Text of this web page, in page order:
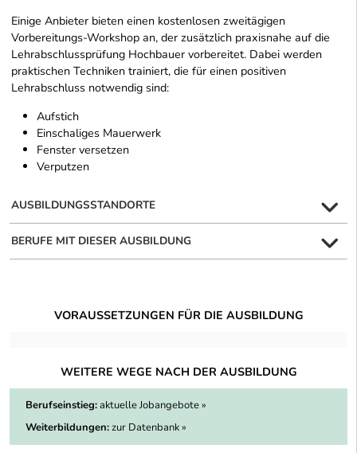
Einige Anbieter bieten einen kostenlosen zweitägigen
Vorbereitungs-Workshop an, der zusätzlich praxisnahe auf die
Lehrabschlussprüfung Hochbauer vorbereitet. Dabei werden
praktischen Techniken trainiert, die für einen positiven
Lehrabschluss notwendig sind:
Aufstich
Einschaliges Mauerwerk
Fenster versetzen
Verputzen
AUSBILDUNGSSTANDORTE
BERUFE MIT DIESER AUSBILDUNG
VORAUSSETZUNGEN FÜR DIE AUSBILDUNG
WEITERE WEGE NACH DER AUSBILDUNG
Berufseinstieg:aktuelle Jobangebote »
Weiterbildungen:zur Datenbank »